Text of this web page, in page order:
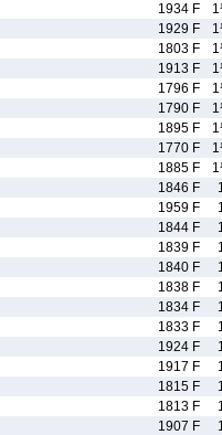
1934 F
1929 F
1803 F
1913 F
1796 F
1790 F
1895 F
1770 F
1885 F
1846 F
1959 F
1844 F
1839 F
1840 F
1838 F
1834 F
1833 F
1924 F
1917 F
1815 F
1813 F
1907 F